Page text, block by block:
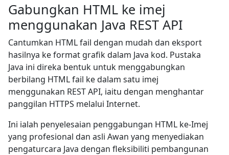
Gabungkan HTML ke imej
menggunakan Java REST API
Cantumkan HTML fail dengan mudah dan eksport
hasilnya ke format grafik dalam Java kod. Pustaka
Java ini direka bentuk untuk menggabungkan
berbilang HTML fail ke dalam satu imej
menggunakan REST API, iaitu dengan menghantar
panggilan HTTPS melalui Internet.
Ini ialah penyelesaian penggabungan HTML ke-Imej
yang profesional dan asli Awan yang menyediakan
pengaturcara Java dengan fleksibiliti pembangunan